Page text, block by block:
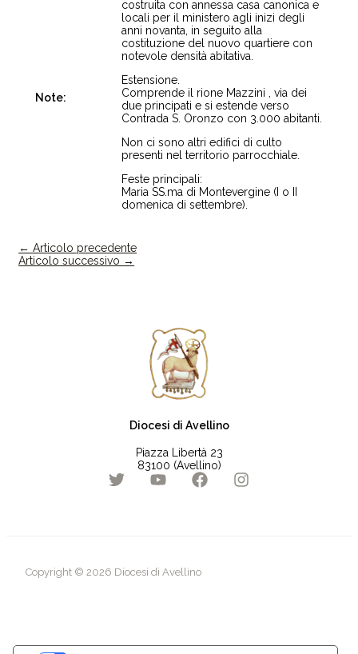
Note:
costruita con annessa casa canonica e
locali per il ministero agli inizi degli
anni novanta, in seguito alla
costituzione del nuovo quartiere con
notevole densità abitativa.
Estensione.
Comprende il rione Mazzini , via dei
due principati e si estende verso
Contrada S. Oronzo con 3.000 abitanti.
Non ci sono altri edifici di culto
presenti nel territorio parrocchiale.
Feste principali:
Maria SS.ma di Montevergine (I o II
domenica di settembre).
← Articolo precedente
Articolo successivo →
Diocesi di Avellino
Piazza Libertà 23
83100 (Avellino)
Copyright © 2026 Diocesi di Avellino